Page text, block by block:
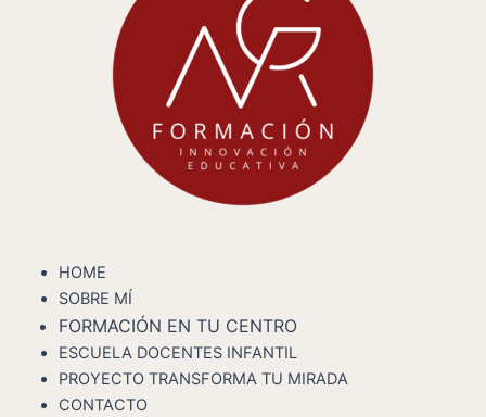
HOME
SOBRE MÍ
FORMACIÓN EN TU CENTRO
ESCUELA DOCENTES INFANTIL
PROYECTO TRANSFORMA TU MIRADA
CONTACTO